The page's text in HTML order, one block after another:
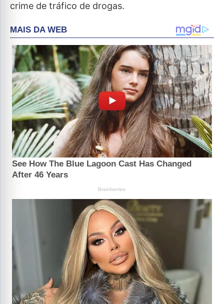
crime de tráfico de drogas.